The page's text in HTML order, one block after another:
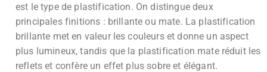
est le type de plastification. On distingue deux
principales finitions : brillante ou mate. La plastification
brillante met en valeur les couleurs et donne un aspect
plus lumineux, tandis que la plastification mate réduit les
reflets et confère un effet plus sobre et élégant.